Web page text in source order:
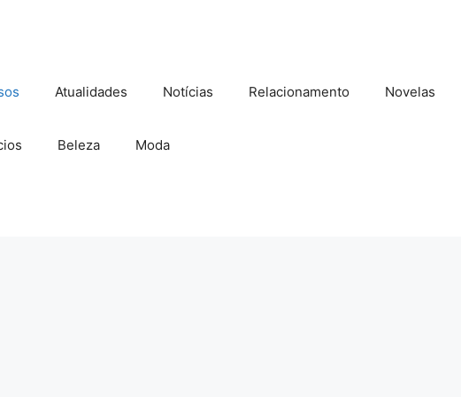
Atualidades Notícias Relacionamento Novelas
Beleza Moda